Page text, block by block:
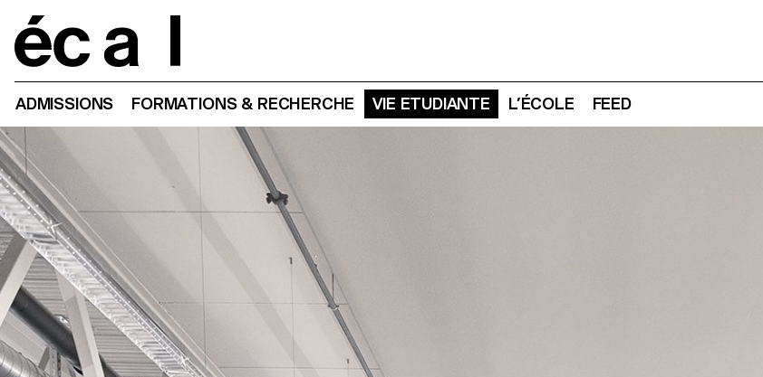
ADMISSIONS FORMATIONS & RECHERCHE VIE ETUDIANTE L’ÉCOLE FEED